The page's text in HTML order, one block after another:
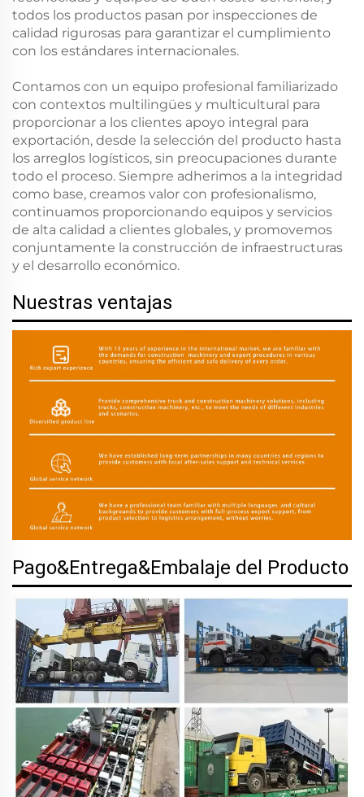
todos los productos pasan por inspecciones de
calidad rigurosas para garantizar el cumplimiento
con los estándares internacionales.
Contamos con un equipo profesional familiarizado
con contextos multilingües y multicultural para
proporcionar a los clientes apoyo integral para
exportación, desde la selección del producto hasta
los arreglos logísticos, sin preocupaciones durante
todo el proceso. Siempre adherimos a la integridad
como base, creamos valor con profesionalismo,
continuamos proporcionando equipos y servicios
de alta calidad a clientes globales, y promovemos
conjuntamente la construcción de infraestructuras
y el desarrollo económico.
Nuestras ventajas
Pago&Entrega&Embalaje del Producto